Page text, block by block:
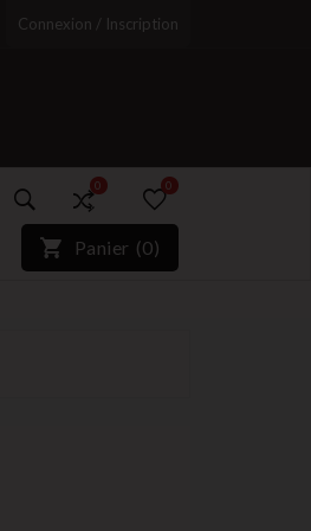
Connexion / Inscription
0
)*}
0
Panier (0)